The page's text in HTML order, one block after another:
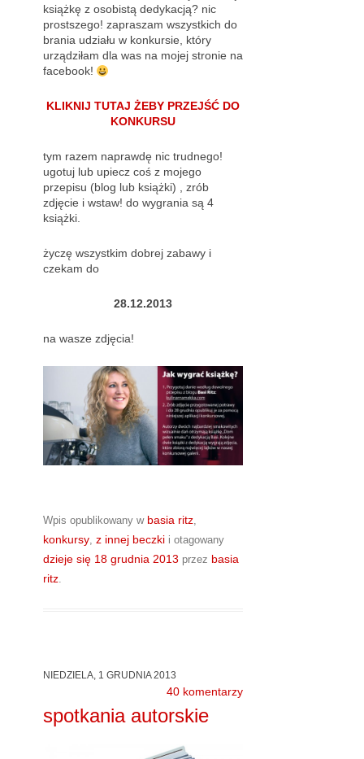
książkę z osobistą dedykacją? nic
prostszego! zapraszam wszystkich do
brania udziału w konkursie, który
urządziłam dla was na mojej stronie na
facebook!
KLIKNIJ TUTAJ ŻEBY PRZEJŚĆ DO
KONKURSU
tym razem naprawdę nic trudnego!
ugotuj lub upiecz coś z mojego
przepisu (blog lub książki) , zrób
zdjęcie i wstaw! do wygrania są 4
książki.
życzę wszystkim dobrej zabawy i
czekam do
28.12.2013
na wasze zdjęcia!
Wpis opublikowany w basia ritz,
konkursy, z innej beczkii otagowany
dzieje się 18 grudnia 2013 przez basia
ritz.
NIEDZIELA, 1 GRUDNIA 2013
40 komentarzy
spotkania autorskie